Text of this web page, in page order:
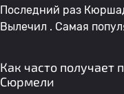
Последний раз
Вылечил . Самая
Как часто
Сюрмели